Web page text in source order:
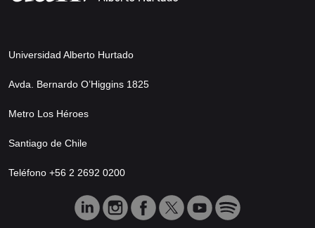
Universidad Alberto Hurtado
Avda. Bernardo O’Higgins 1825
Metro Los Héroes
Santiago de Chile
Teléfono +56 2 2692 0200